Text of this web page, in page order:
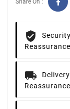
Share On :